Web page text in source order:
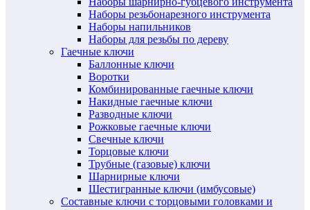
Наборы резьбонарезного инструмента
Наборы напильников
Наборы для резьбы по дереву
Гаечные ключи
Баллонные ключи
Воротки
Комбинированные гаечные ключи
Накидные гаечные ключи
Разводные ключи
Рожковые гаечные ключи
Свечные ключи
Торцовые ключи
Трубные (газовые) ключи
Шарнирные ключи
Шестигранные ключи (имбусовые)
Составные ключи с торцовыми головками и